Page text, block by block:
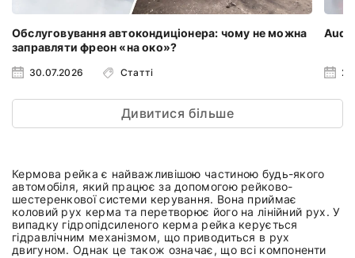
Обслуговування автокондиціонера: чому не можна
заправляти фреон «на око»?
30.07.2026 Статті
Audi
Дивитися більше
Кермова рейка є найважливішою частиною будь-якого
автомобіля, який працює за допомогою рейково-
шестеренкової системи керування. Вона приймає
коловий рух керма та перетворює його на лінійний рух. У
випадку гідропідсиленого керма рейка керується
гідравлічним механізмом, що приводиться в рух
двигуном. Однак це також означає, що всі компоненти